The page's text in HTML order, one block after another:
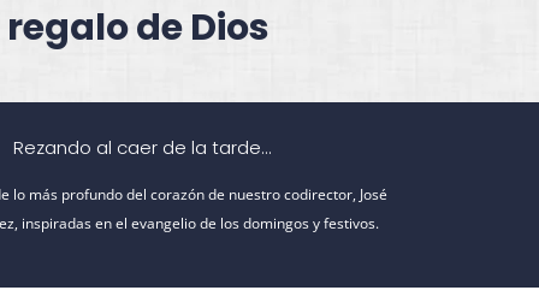
de Dios
Rezando al caer de la tarde...
lo más profundo del corazón de nuestro codirector, José
inspiradas en el evangelio de los domingos y festivos.